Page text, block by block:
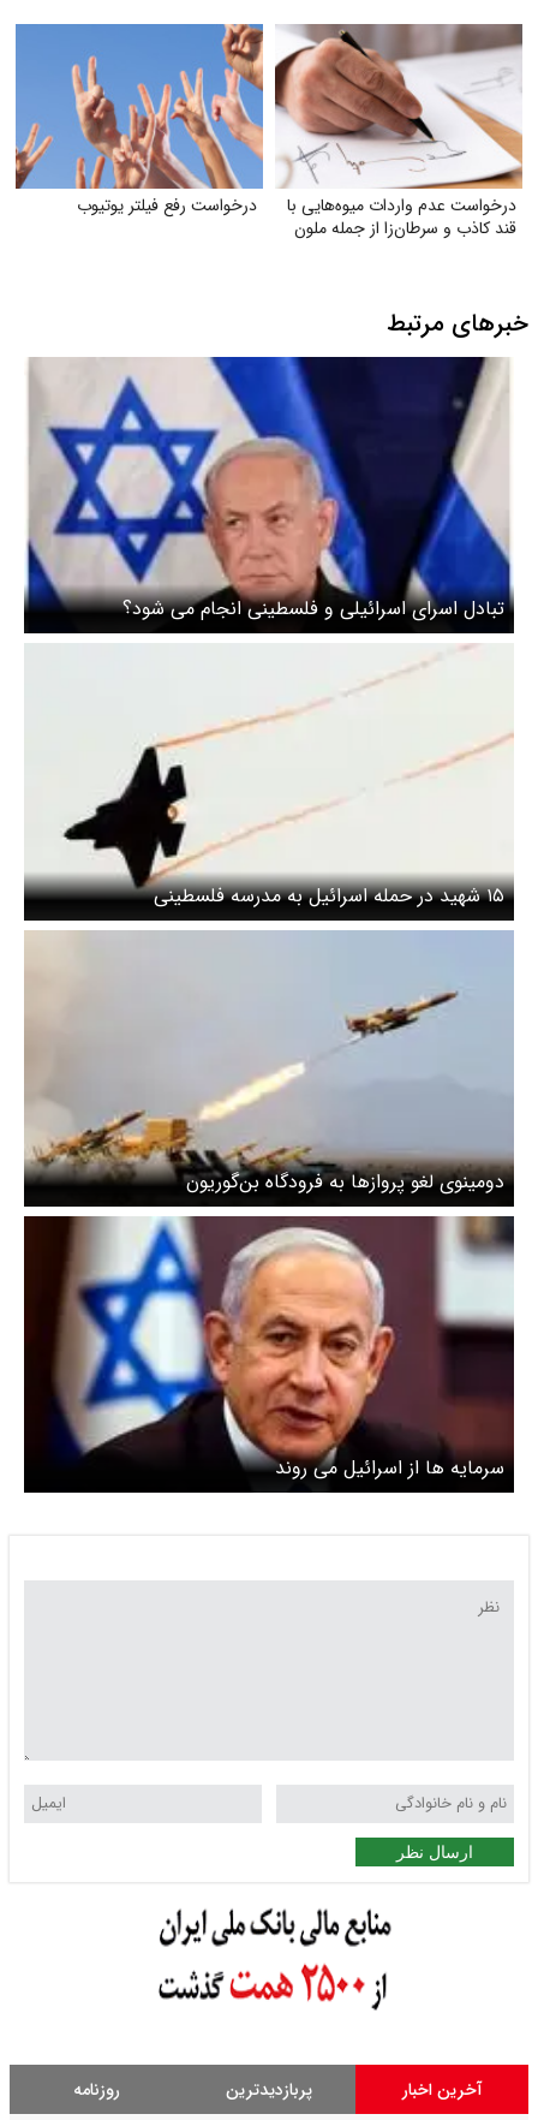
درخواست عدم واردات میوه‌هایی با
قند کاذب و سرطان‌زا از جمله ملون
درخواست رفع فیلتر یوتیوب
خبرهای مرتبط
تبادل اسرای اسرائیلی و فلسطینی انجام می شود؟
۱۵ شهید در حمله اسرائیل به مدرسه فلسطینی
دومینوی لغو پروازها به فرودگاه بن‌گوریون
سرمایه ها از اسرائیل می روند
ارسال نظر
آخرین اخبار پربازدیدترین روزنامه